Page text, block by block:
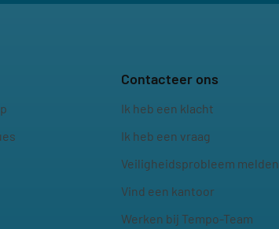
Contacteer ons
Ik heb een klacht
Ik heb een vraag
Veiligheidsprobleem melden
Vind een kantoor
Werken bij Tempo-Team